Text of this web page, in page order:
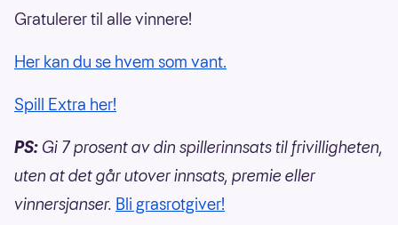
Gratulerer til alle vinnere!
Her kan du se hvem som vant.
Spill Extra her!
PS: Gi 7 prosent av din spillerinnsats til frivilligheten,
uten at det går utover innsats, premie eller
vinnersjanser. Bli grasrotgiver!